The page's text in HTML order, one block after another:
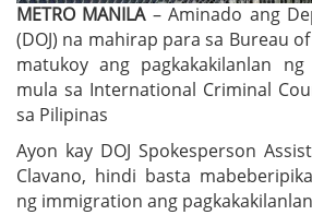
METRO MANILA – Aminado ang
(DOJ) na mahirap para sa Bureau
matukoy ang pagkakakilanlan
mula sa International Criminal
sa Pilipinas
Ayon kay DOJ Spokesperson
Clavano, hindi basta
ng immigration ang